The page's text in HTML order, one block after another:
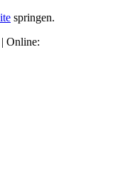
springen.
| Online: